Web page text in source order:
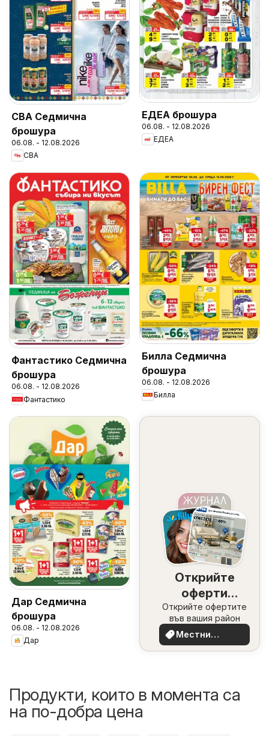
CBA Седмична
брошура
06.08. - 12.08.2026
CBA
ЕДЕА брошура
06.08. - 12.08.2026
ЕДЕА
Фантастико Седмична
брошура
06.08. - 12.08.2026
Фантастико
Билла Седмична
брошура
06.08. - 12.08.2026
Билла
Дар Седмична
брошура
06.08. - 12.08.2026
Дар
Открийте
оферти
наблизо
Открийте офертите
във вашия район
Местни
оферти
Продукти, които в момента са
на по-добра цена